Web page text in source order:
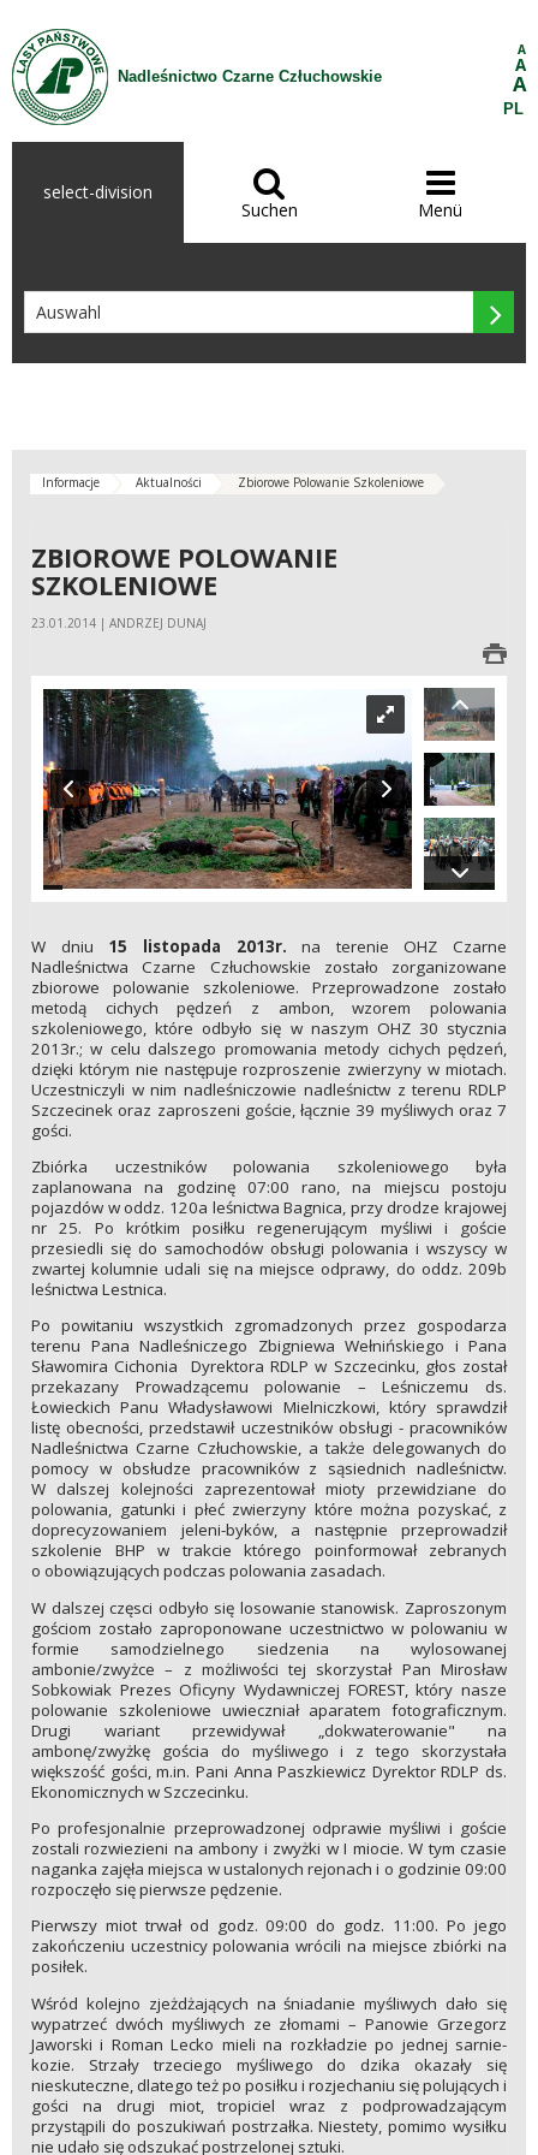
Zum Inhalt wechseln
Nadleśnictwo Czarne Człuchowskie
A
A
A
PL
select-division 
Suchen

Menü

Informacje Aktualności Zbiorowe Polowanie Szkoleniowe
ZBIOROWE POLOWANIE
SZKOLENIOWE
23.01.2014 | ANDRZEJ DUNAJ
W dniu 15 listopada 2013r. na terenie OHZ Czarne
Nadleśnictwa Czarne Człuchowskie zostało zorganizowane
zbiorowe polowanie szkoleniowe. Przeprowadzone zostało
metodą cichych pędzeń z ambon, wzorem polowania
szkoleniowego, które odbyło się w naszym OHZ 30 stycznia
2013r.; w celu dalszego promowania metody cichych pędzeń,
dzięki którym nie następuje rozproszenie zwierzyny w miotach.
Uczestniczyli w nim nadleśniczowie nadleśnictw z terenu RDLP
Szczecinek oraz zaproszeni goście, łącznie 39 myśliwych oraz 7
gości.
Zbiórka uczestników polowania szkoleniowego była
zaplanowana na godzinę 07:00 rano, na miejscu postoju
pojazdów w oddz. 120a leśnictwa Bagnica, przy drodze krajowej
nr 25. Po krótkim posiłku regenerującym myśliwi i goście
przesiedli się do samochodów obsługi polowania i wszyscy w
zwartej kolumnie udali się na miejsce odprawy, do oddz. 209b
leśnictwa Lestnica.
Po powitaniu wszystkich zgromadzonych przez gospodarza
terenu Pana Nadleśniczego Zbigniewa Wełnińskiego i Pana
Sławomira Cichonia Dyrektora RDLP w Szczecinku, głos został
przekazany Prowadzącemu polowanie – Leśniczemu ds.
Łowieckich Panu Władysławowi Mielniczkowi, który sprawdził
listę obecności, przedstawił uczestników obsługi - pracowników
Nadleśnictwa Czarne Człuchowskie, a także delegowanych do
pomocy w obsłudze pracowników z sąsiednich nadleśnictw.
W dalszej kolejności zaprezentował mioty przewidziane do
polowania, gatunki i płeć zwierzyny które można pozyskać, z
doprecyzowaniem jeleni-byków, a następnie przeprowadził
szkolenie BHP w trakcie którego poinformował zebranych
o obowiązujących podczas polowania zasadach.
W dalszej częsci odbyło się losowanie stanowisk. Zaproszonym
gościom zostało zaproponowane uczestnictwo w polowaniu w
formie samodzielnego siedzenia na wylosowanej
ambonie/zwyżce – z możliwości tej skorzystał Pan Mirosław
Sobkowiak Prezes Oficyny Wydawniczej FOREST, który nasze
polowanie szkoleniowe uwieczniał aparatem fotograficznym.
Drugi wariant przewidywał „dokwaterowanie" na
ambonę/zwyżkę gościa do myśliwego i z tego skorzystała
większość gości, m.in. Pani Anna Paszkiewicz Dyrektor RDLP ds.
Ekonomicznych w Szczecinku.
Po profesjonalnie przeprowadzonej odprawie myśliwi i goście
zostali rozwiezieni na ambony i zwyżki w I miocie. W tym czasie
naganka zajęła miejsca w ustalonych rejonach i o godzinie 09:00
rozpoczęło się pierwsze pędzenie.
Pierwszy miot trwał od godz. 09:00 do godz. 11:00. Po jego
zakończeniu uczestnicy polowania wrócili na miejsce zbiórki na
posiłek.
Wśród kolejno zjeżdżających na śniadanie myśliwych dało się
wypatrzeć dwóch myśliwych ze złomami – Panowie Grzegorz
Jaworski i Roman Lecko mieli na rozkładzie po jednej sarnie-
kozie. Strzały trzeciego myśliwego do dzika okazały się
nieskuteczne, dlatego też po posiłku i rozjechaniu się polujących i
gości na drugi miot, tropiciel wraz z podprowadzającym
przystąpili do poszukiwań postrzałka. Niestety, pomimo wysiłku
nie udało się odszukać postrzelonej sztuki.